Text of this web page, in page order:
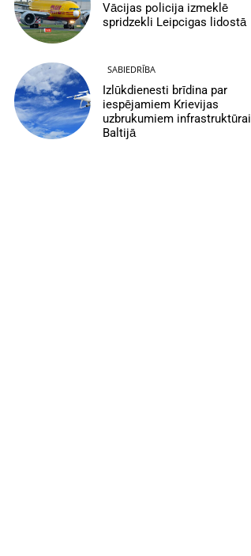
Vācijas policija izmeklē
spridzekli Leipcigas lidostā
SABIEDRĪBA
Izlūkdienesti brīdina par
iespējamiem Krievijas
uzbrukumiem infrastruktūrai
Baltijā